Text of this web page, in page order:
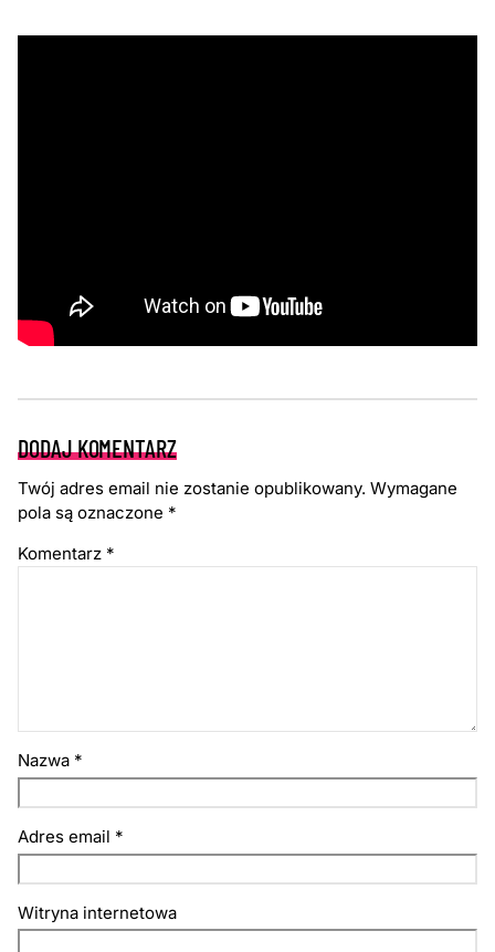
DODAJ KOMENTARZ
Twój adres email nie zostanie opublikowany. Wymagane
pola są oznaczone *
Komentarz *
Nazwa *
Adres email *
Witryna internetowa